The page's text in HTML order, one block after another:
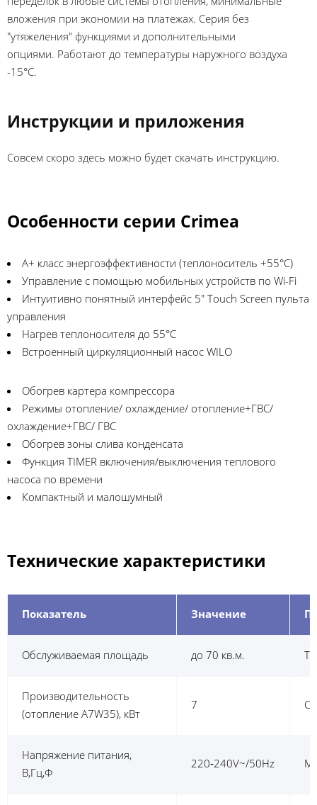
вложения при экономии на платежах. Серия без
"утяжеления" функциями и дополнительными
опциями. Работают до температуры наружного воздуха
-15°C.
Инструкции и приложения
Совсем скоро здесь можно будет скачать инструкцию.
Особенности серии Crimea
A+ класс энергоэффективности (теплоноситель +55°C)
Управление с помощью мобильных устройств по Wi-Fi
Интуитивно понятный интерфейс 5" Touch Screen пульта
управления
Нагрев теплоносителя до 55°C
Встроенный циркуляционный насос WILO
Обогрев картера компрессора
Режимы отопление/ охлаждение/ отопление+ГВС/
охлаждение+ГВС/ ГВС
Обогрев зоны слива конденсата
Функция TIMER включения/выключения теплового
насоса по времени
Компактный и малошумный
Технические характеристики
Показатель Значение
Обслуживаемая площадь до 70 кв.м.
Производительность
(отопление A7W35), кВт
7
Напряжение питания,
В,Гц,Ф
220‐240V~/50Hz